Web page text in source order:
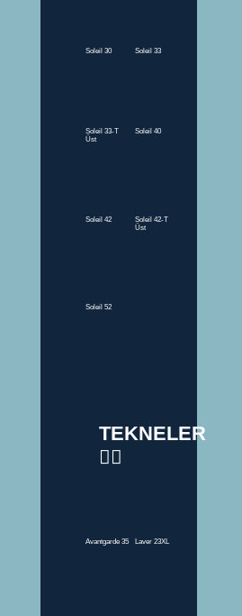
Soleil 30 Soleil 33
Soleil 33-T
Üst
Soleil 40
Soleil 42
Soleil 42-T
Üst
Soleil 52
TEKNELER
Avantgarde 35 Laver 23XL